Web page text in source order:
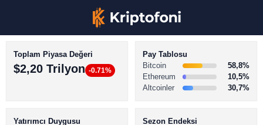
BİTCOİN HABERLERİ
Toplam Piyasa Değeri
$2,20 Trilyon -0.71%
Pay Tablosu
Bitcoin
58,8%
Ethereum
10,5%
Altcoinler
30,7%
Yatırımcı Duygusu
Sezon Endeksi